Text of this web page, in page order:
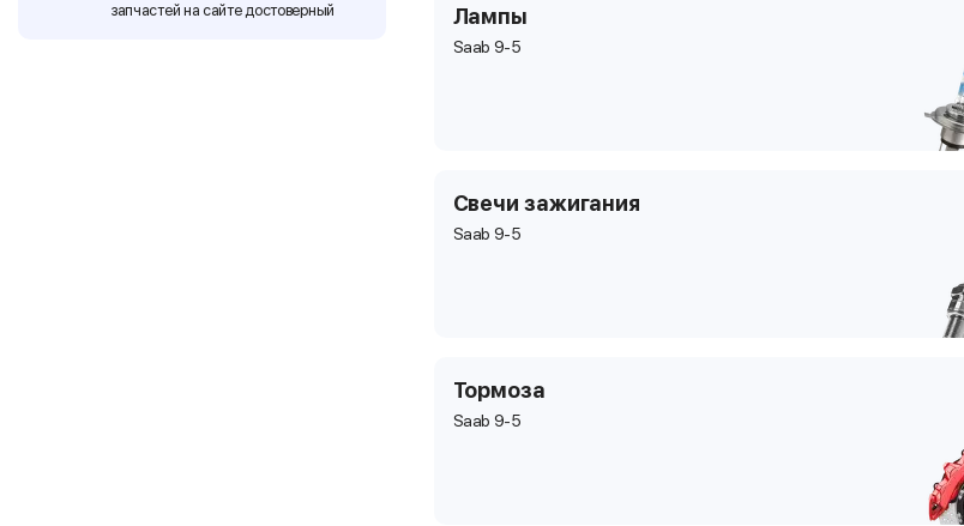
запчастей на сайте достоверный
Лампы
Saab 9-5
Свечи зажигания
Saab 9-5
Тормоза
Saab 9-5